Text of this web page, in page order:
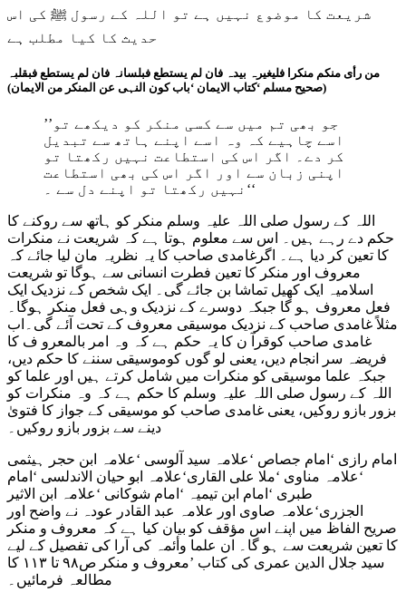
شریعت کا موضوع نہیں ہے تو اللہ کے رسول ﷺ کی اس
حدیث کا کیا مطلب ہے
من رأی منکم منکرا فلیغیرہ بیدہ فان لم یستطع فبلسانہ فان لم یستطع فبقلبہ
(صحیح مسلم ‘کتاب الایمان ‘باب کون النہی عن المنکر من الایمان)
’’جو بھی تم میں سے کسی منکر کو دیکھے تو
اسے چاہیے کہ وہ اسے اپنے ہاتھ سے تبدیل
کر دے۔ اگر اس کی استطاعت نہیں رکھتا تو
اپنی زبان سے اور اگر اس کی بھی استطاعت
نہیں رکھتا تو اپنے دل سے ۔‘‘
اللہ کے رسول صلی اللہ علیہ وسلم منکر کو ہاتھ سے روکنے کا
حکم دے رہے ہیں۔ اس سے معلوم ہوتا ہے کہ شریعت نے منکرات
کا تعین کر دیا ہے۔ اگرغامدی صاحب کا یہ نظریہ مان لیا جائے کہ
معروف اور منکر کا تعین فطرت انسانی سے ہوگا تو شریعت
اسلامیہ ایک کھیل تماشا بن جائے گی۔ ایک شخص کے نزدیک ایک
فعل معروف ہو گا جبکہ دوسرے کے نزدیک وہی فعل منکر ہوگا۔
مثلاً غامدی صاحب کے نزدیک موسیقی معروف کے تحت آئے گی۔اب
غامدی صاحب کوقرآ ن کا یہ حکم ہے کہ وہ امر بالمعرو ف کا
فریضہ سر انجام دیں، یعنی لو گوں کوموسیقی سننے کا حکم دیں،
جبکہ علما موسیقی کو منکرات میں شامل کرتے ہیں اور علما کو
اللہ کے رسول صلی اللہ علیہ وسلم کا حکم ہے کہ وہ منکرات کو
بزور بازو روکیں، یعنی غامدی صاحب کو موسیقی کے جواز کا فتویٰ
دینے سے بزور بازو روکیں۔
امام رازی ‘امام جصاص ‘علامہ سید آلوسی ‘علامہ ابن حجر ہیثمی
‘علامہ مناوی ‘ملا علی القاری‘علامہ ابو حیان الاندلسی ‘امام
طبری ‘امام ابن تیمیہ ‘امام شوکانی ‘علامہ ابن الاثیر
الجزری‘علامہ صاوی اور علامہ عبد القادر عودہ نے واضح اور
صریح الفاظ میں اپنے اس مؤقف کو بیان کیا ہے کہ معروف و منکر
کا تعین شریعت سے ہو گا۔ ان علما وأئمہ کی آرا کی تفصیل کے لیے
سید جلال الدین عمری کی کتاب ’معروف و منکر ص۹۸ تا ۱۱۳ کا